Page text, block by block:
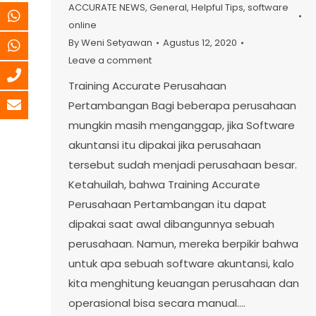
ACCURATE NEWS, General, Helpful Tips, software
online
ByWeni Setyawan
Agustus 12, 2020
Leave a comment
Training Accurate Perusahaan
Pertambangan Bagi beberapa perusahaan
mungkin masih menganggap, jika Software
akuntansi itu dipakai jika perusahaan
tersebut sudah menjadi perusahaan besar.
Ketahuilah, bahwa Training Accurate
Perusahaan Pertambangan itu dapat
dipakai saat awal dibangunnya sebuah
perusahaan. Namun, mereka berpikir bahwa
untuk apa sebuah software akuntansi, kalo
kita menghitung keuangan perusahaan dan
operasional bisa secara manual.…